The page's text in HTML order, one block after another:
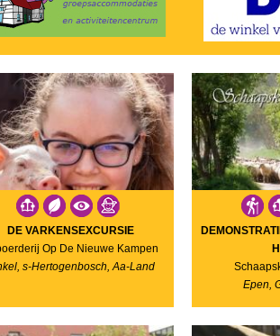
DE VARKENSEXCURSIE
Op De Nieuwe Kampen
s-Hertogenbosch, Aa-Land
Epen,